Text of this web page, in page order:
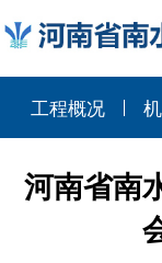
工程概况
河南省南